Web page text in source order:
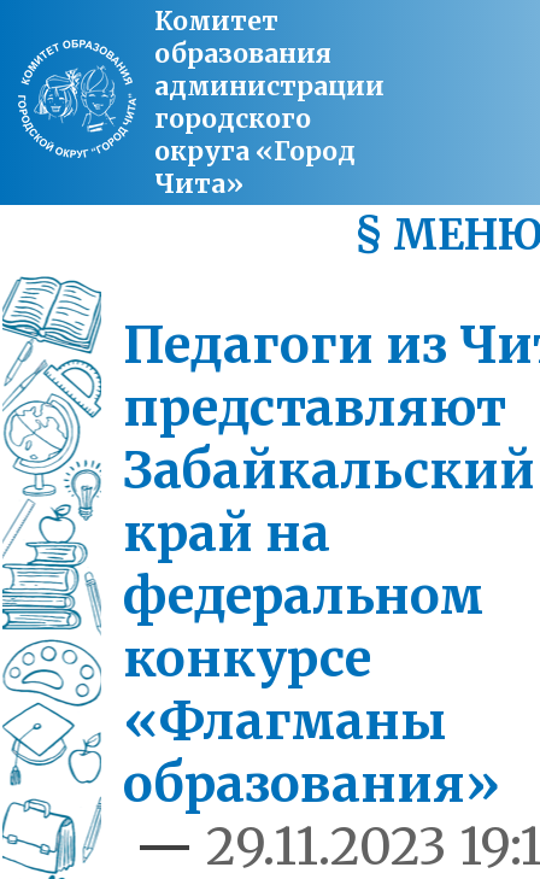
Комитет
образования
администрации
городского
округа «Город
Чита»
§
Педагоги из
представляют
Забайкальский
край на
федеральном
конкурсе
«Флагманы
образования»
— 29.11.2023